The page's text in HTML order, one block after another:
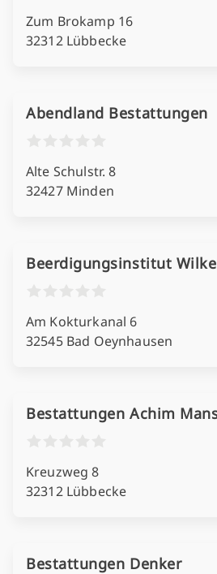
Zum Brokamp 16
32312 Lübbecke
Abendland Bestattungen
Alte Schulstr. 8
32427 Minden
Beerdigungsinstitut Wilke
Am Kokturkanal 6
32545 Bad Oeynhausen
Bestattungen Achim
Kreuzweg 8
32312 Lübbecke
Bestattungen Denker